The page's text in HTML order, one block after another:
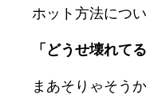
ホット方法につ
「どうせ壊れて
まあそりゃそう